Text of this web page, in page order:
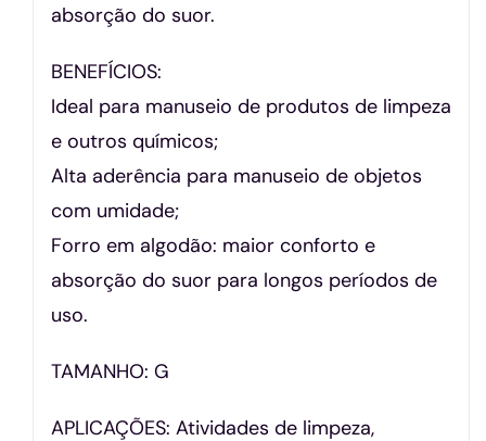
absorção do suor.
BENEFÍCIOS:
Ideal para manuseio de produtos de limpeza
e outros químicos;
Alta aderência para manuseio de objetos
com umidade;
Forro em algodão: maior conforto e
absorção do suor para longos períodos de
uso.
TAMANHO: G
APLICAÇÕES: Atividades de limpeza,